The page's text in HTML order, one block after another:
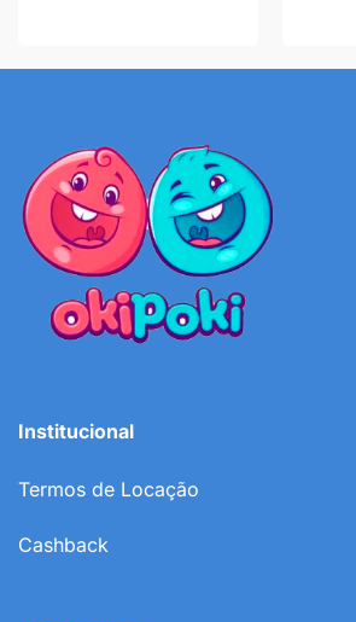
Institucional
Termos de Locação
Cashback